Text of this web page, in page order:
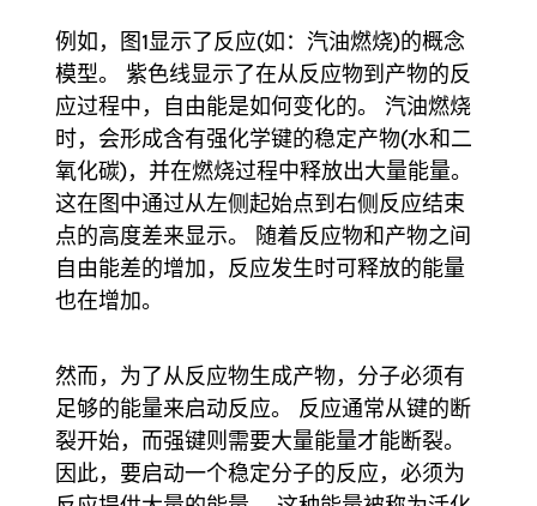
例如，图1显示了反应(如：汽油燃烧)的概念
模型。 紫色线显示了在从反应物到产物的反
应过程中，自由能是如何变化的。 汽油燃烧
时，会形成含有强化学键的稳定产物(水和二
氧化碳)，并在燃烧过程中释放出大量能量。
这在图中通过从左侧起始点到右侧反应结束
点的高度差来显示。 随着反应物和产物之间
自由能差的增加，反应发生时可释放的能量
也在增加。
然而，为了从反应物生成产物，分子必须有
足够的能量来启动反应。 反应通常从键的断
裂开始，而强键则需要大量能量才能断裂。
因此，要启动一个稳定分子的反应，必须为